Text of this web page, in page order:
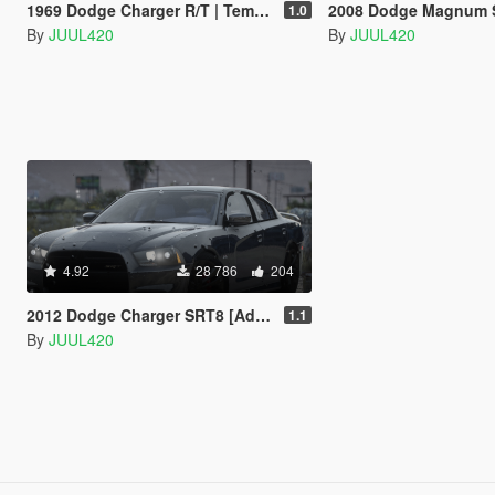
1969 Dodge Charger R/T | Template | [Add-on/FiveM] 1.0
By JUUL420
2008 Dodge Magnum SRT | Template |
By JUUL420
4.92 28 786 204
2012 Dodge Charger SRT8 [Add-on/FiveM] 1.1
By JUUL420